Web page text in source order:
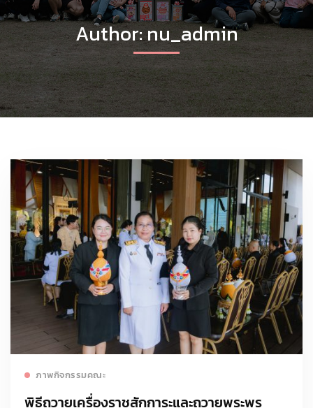
Author:nu_admin
ภาพกิจกรรมคณะ
พิธีถวายเครื่องราชสักการะและถวายพระพร